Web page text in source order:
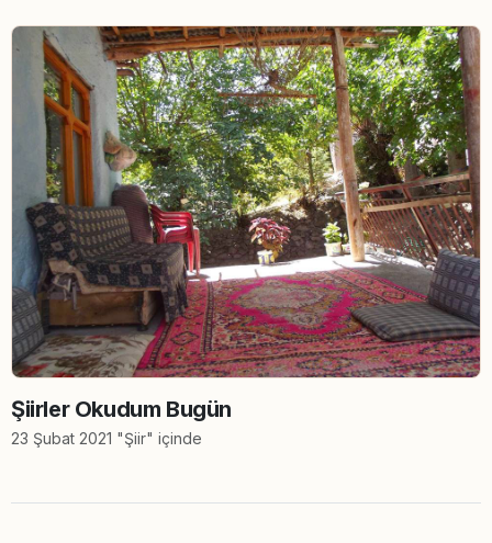
Şiirler Okudum Bugün
23 Şubat 2021 "Şiir" içinde